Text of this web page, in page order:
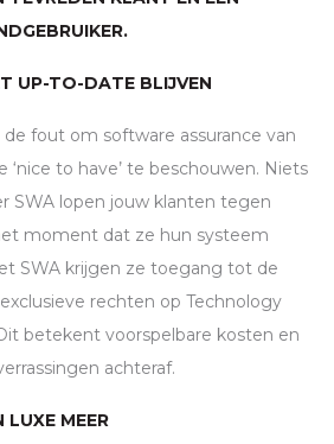
UP-TO-DATE BLIJVEN
fout om software assurance van
‘nice to have’ te beschouwen. Niets
SWA lopen jouw klanten tegen
moment dat ze hun systeem
SWA krijgen ze toegang tot de
rechten op Technology
betekent voorspelbare kosten en
achteraf.
LUXE MEER